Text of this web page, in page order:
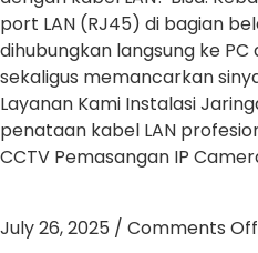
port LAN (RJ45) di bagian
dihubungkan langsung ke
sekaligus memancarkan
Layanan Kami Instalasi
penataan kabel LAN
CCTV Pemasangan IP
July 26, 2025 / Comments Off